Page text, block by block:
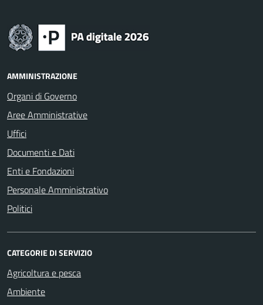
AMMINISTRAZIONE
Organi di Governo
Aree Amministrative
Uffici
Documenti e Dati
Enti e Fondazioni
Personale Amministrativo
Politici
CATEGORIE DI SERVIZIO
Agricoltura e pesca
Ambiente